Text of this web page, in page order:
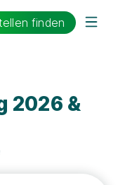
finden
2026 &